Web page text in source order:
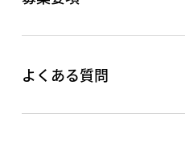
よくある質問